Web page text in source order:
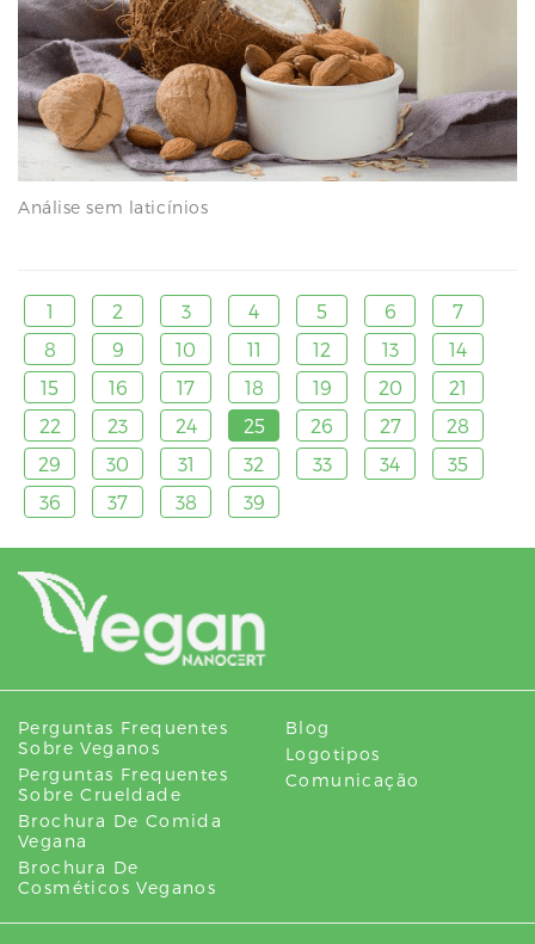
Análise sem laticínios
1 2 3 4 5 6
7
8
9 10 11 12 13
14
15
16 17 18 19 20
21
22
23 24 25 26 27
28
29
30 31 32 33 34
35
36
37 38 39
Perguntas Frequentes
Sobre Veganos
Perguntas Frequentes
Sobre Crueldade
Brochura De Comida
Vegana
Brochura De
Cosméticos Veganos
Blog
Logotipos
Comunicação